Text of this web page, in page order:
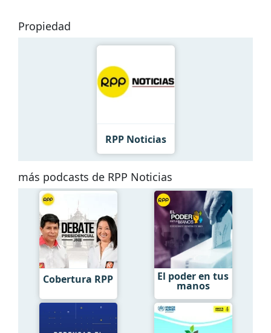
Propiedad
RPP Noticias
más podcasts de RPP Noticias
Cobertura RPP El poder en tus
manos